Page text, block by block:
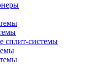
сплит-системы